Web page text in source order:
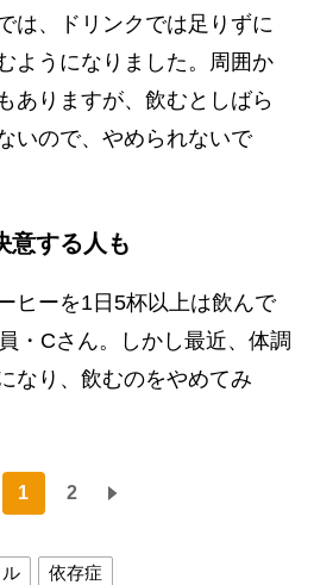
は、ドリンクでは足りずに
ようになりました。周囲か
ありますが、飲むとしばら
いので、やめられないで
意する人も
ヒーを1日5杯以上は飲んで
・Cさん。しかし最近、体調
なり、飲むのをやめてみ
1 2
依存症